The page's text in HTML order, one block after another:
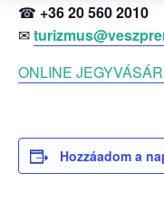
☎ +36 20 560 2010
✉
ONLINE
Hozzáadom a